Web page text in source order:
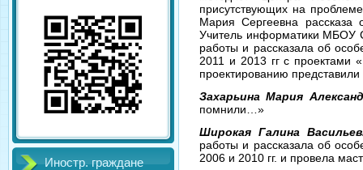
Иностр. граждане
присутствующих на
Мария Сергеевна
Учитель информатики МБОУ
работы и рассказала об
2011 и 2013 гг с проектами
проектированию
Захарьина Мария
помнили…»
Широкая Галина
работы и рассказала об
2006 и 2010 гг. и провела